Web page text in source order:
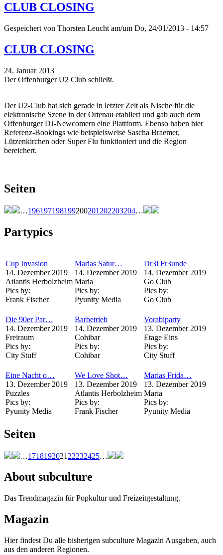
CLUB CLOSING
Gespeichert von Thorsten Leucht am/um Do, 24/01/2013 - 14:57
CLUB CLOSING
24. Januar 2013
Der Offenburger U2 Club schließt.
Der U2-Club hat sich gerade in letzter Zeit als Nische für die
elektronische Szene in der Ortenau etabliert und gab auch dem
Offenburger DJ-Newcomern eine Plattform. Ebenso haben hier
Referenz-Bookings wie beispielsweise Sascha Braemer,
Lützenkirchen oder Super Flu funktioniert und die Region
bereichert.
Seiten
…196197198199200201 202203204…
Partypics
Cup Invasion
14. Dezember 2019
Atlantis Herbolzheim
Pics by:
Frank Fischer
Marias Satur…
14. Dezember 2019
Maria
Pics by:
Pyunity Media
Dr3i Fr3unde
14. Dezember 2019
Go Club
Pics by:
Go Club
Die 90er Par…
14. Dezember 2019
Freiraum
Pics by:
City Stuff
Barbetrieb
14. Dezember 2019
Cohibar
Pics by:
Cohibar
Vorabiparty
13. Dezember 2019
Etage Eins
Pics by:
City Stuff
Eine Nacht o…
13. Dezember 2019
Puzzles
Pics by:
Pyunity Media
We Love Shot…
13. Dezember 2019
Atlantis Herbolzheim
Pics by:
Frank Fischer
Marias Frida…
13. Dezember 2019
Maria
Pics by:
Pyunity Media
Seiten
…1718192021 22232425…
About subculture
Das Trendmagazin für Popkultur und Freizeitgestaltung.
Magazin
Hier findest Du alle bisherigen subculture Magazin Ausgaben, auch
aus den anderen Regionen.